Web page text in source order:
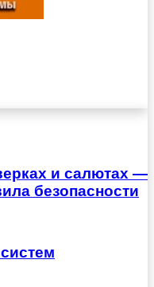
и салютах —
безопасности